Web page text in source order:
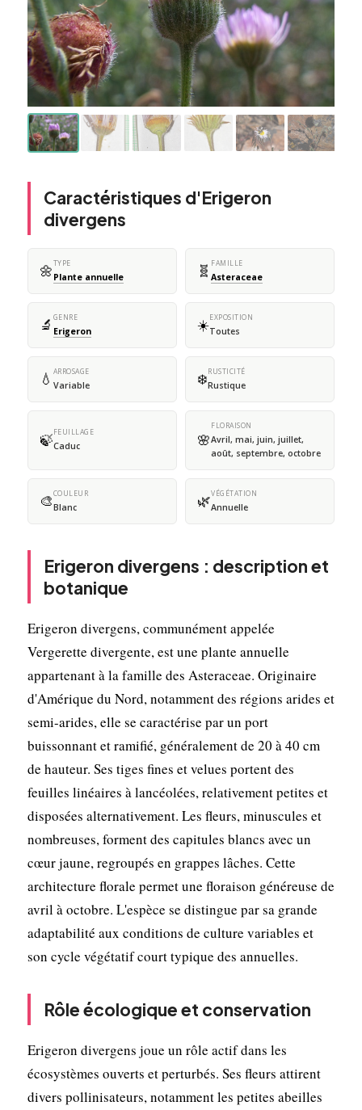
Caractéristiques d'Erigeron
divergens
🌼TYPE
Plante annuelle 🧬 FAMILLE
Asteraceae
🔬 GENRE
Erigeron ☀️EXPOSITION
Toutes
💧 ARROSAGE
Variable ❄️RUSTICITÉ
Rustique
🍃FEUILLAGE
Caduc 🌸
FLORAISON
Avril, mai, juin, juillet,
août, septembre, octobre
🎨COULEUR
Blanc 🌿VÉGÉTATION
Annuelle
Erigeron divergens : description et
botanique
Erigeron divergens, communément appelée
Vergerette divergente, est une plante annuelle
appartenant à la famille des Asteraceae. Originaire
d'Amérique du Nord, notamment des régions arides et
semi-arides, elle se caractérise par un port
buissonnant et ramifié, généralement de 20 à 40 cm
de hauteur. Ses tiges fines et velues portent des
feuilles linéaires à lancéolées, relativement petites et
disposées alternativement. Les fleurs, minuscules et
nombreuses, forment des capitules blancs avec un
cœur jaune, regroupés en grappes lâches. Cette
architecture florale permet une floraison généreuse de
avril à octobre. L'espèce se distingue par sa grande
adaptabilité aux conditions de culture variables et
son cycle végétatif court typique des annuelles.
Rôle écologique et conservation
Erigeron divergens joue un rôle actif dans les
écosystèmes ouverts et perturbés. Ses fleurs attirent
divers pollinisateurs, notamment les petites abeilles